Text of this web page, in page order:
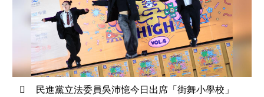
民進黨立法委員吳沛憶今日出席「街舞小學校」